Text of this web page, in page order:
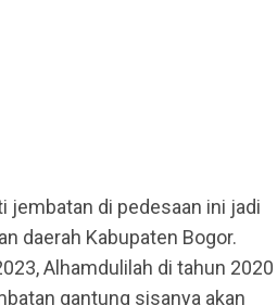
di pedesaan ini jadi
daerah Kabupaten Bogor.
Alhamdulilah di tahun 2020
gantung sisanya akan